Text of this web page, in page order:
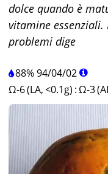
dolce quando è
vitamine
problemi dige
88%94/04/02
Ω-6 (LA, <0.1g) :Ω-3